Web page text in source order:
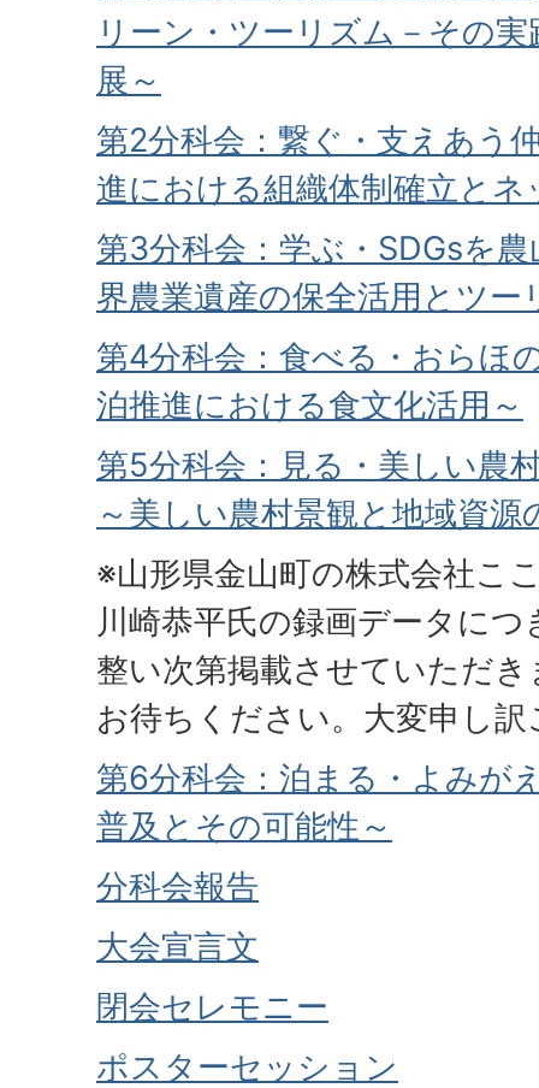
リーン・ツーリズム－その
展～
第2分科会：繋ぐ・支えあう
進における組織体制確立と
第3分科会：学ぶ・SDGsを
界農業遺産の保全活用とツー
第4分科会：食べる・おらほ
泊推進における食文化活用～
第5分科会：見る・美しい農
～美しい農村景観と地域資源
※山形県金山町の株式会社こ
川崎恭平氏の録画データに
整い次第掲載させていただ
お待ちください。大変申し
第6分科会：泊まる・よみが
普及とその可能性～
分科会報告
大会宣言文
閉会セレモニー
ポスターセッション